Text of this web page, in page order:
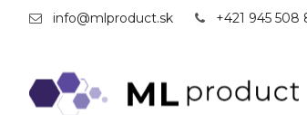
info@mlproduct.sk +421 945 508